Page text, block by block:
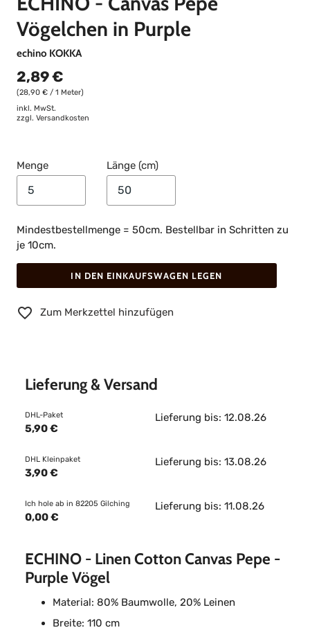
Vögelchen in Purple
echino KOKKA
2,89 €
(28,90 € / 1 Meter)
inkl. MwSt.
zzgl. Versandkosten
Menge Länge (cm)
Mindestbestellmenge = 50cm. Bestellbar in Schritten zu
je 10cm.
IN DEN EINKAUFSWAGEN LEGEN
Zum Merkzettel hinzufügen
Lieferung & Versand
DHL-Paket
5,90 €
Lieferung bis: 12.08.26
DHL Kleinpaket
3,90 €
Lieferung bis: 13.08.26
Ich hole ab in 82205 Gilching
0,00 €
Lieferung bis: 11.08.26
ECHINO - Linen Cotton Canvas Pepe -
Purple Vögel
Material: 80% Baumwolle, 20% Leinen
Breite: 110 cm